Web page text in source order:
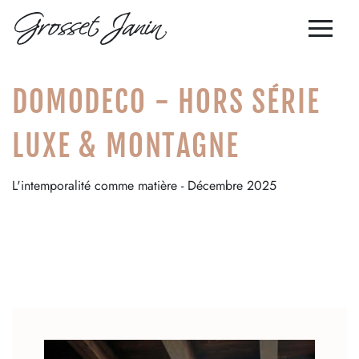
avec nous
poteau-poutre
singulières
nos réalisations
Notre entreprise
FR
EN
DOMODECO - HORS SÉRIE
LUXE & MONTAGNE
L'intemporalité comme matière - Décembre 2025